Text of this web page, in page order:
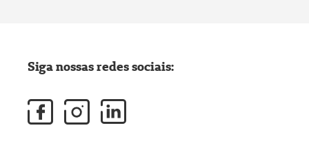
Siga nossas redes sociais: